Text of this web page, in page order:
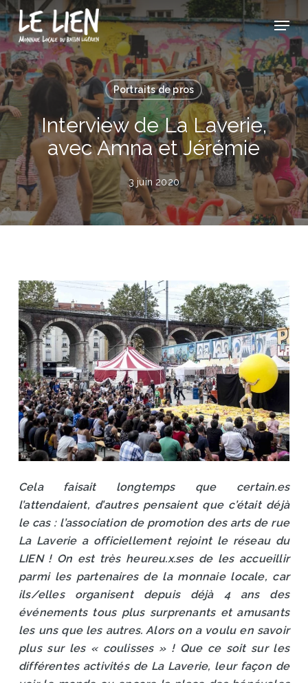
Panneau de gestion des cookies
Skip
to
main
content
Menu
Portraits de pros
Interview de La Laverie,
avec Amna et Jérémie
3 juin 2020
Cela faisait longtemps que certain.es
l’attendaient, d’autres pensaient que c’était déjà
le cas : l’association de promotion des arts de rue
La Laverie a officiellement rejoint le réseau du
LIEN ! On est très heureu.x.ses de les accueillir
parmi les partenaires de la monnaie locale, car
ils/elles organisent depuis déjà 4 ans des
événements tous plus surprenants et amusants
les uns que les autres. Alors on a voulu en savoir
plus sur les « coulisses » ! Que ce soit sur les
différentes activités de La Laverie, leur façon de
Close
Menu